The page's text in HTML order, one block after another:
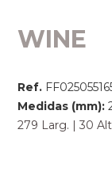
WINE
Ref.
Medidas (mm):
279 Larg. | 30